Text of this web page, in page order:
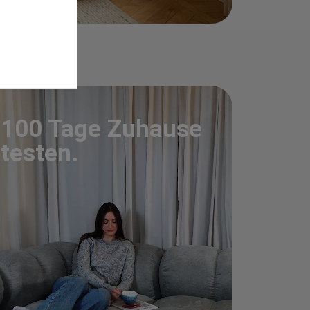
100 Tage Zuhause
testen.